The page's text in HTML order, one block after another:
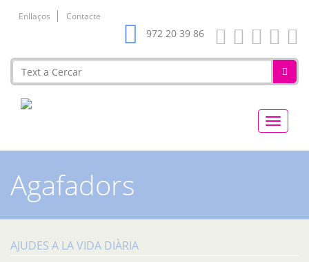
Enllaços Contacte
972 20 39 86
Bosch
Agafadors
AJUDES A LA VIDA DIÀRIA